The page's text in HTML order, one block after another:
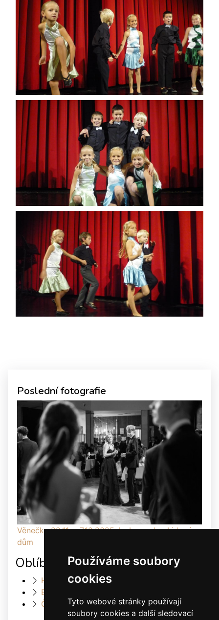
Používáme soubory
cookies
Tyto webové stránky používají
soubory cookies a další sledovací
Poslední fotografie
Věnečky 29.11. a 7.12.2025 Ambassador, Lidový
dům
Oblíbené odkazy
Heller Dance & Fashion
Elis Dance Sport s.r.o.
Český svaz tanečního sportu